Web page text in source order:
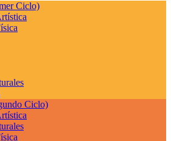
Ciclo)
Ciclo)